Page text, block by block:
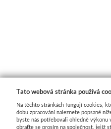
Tato webová stránka používá
Na těchto stránkách fungují cookies,
dobu zpracování naleznete popsané
byste nás potřebovali ohledně výkonu
obraťte se prosím na společnost, jejíž